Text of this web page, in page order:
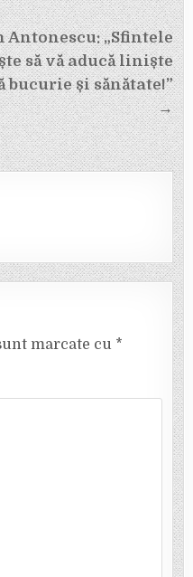
Antonescu: „Sfintele
să vă aducă liniște
bucurie și sănătate!”
→
marcate cu *